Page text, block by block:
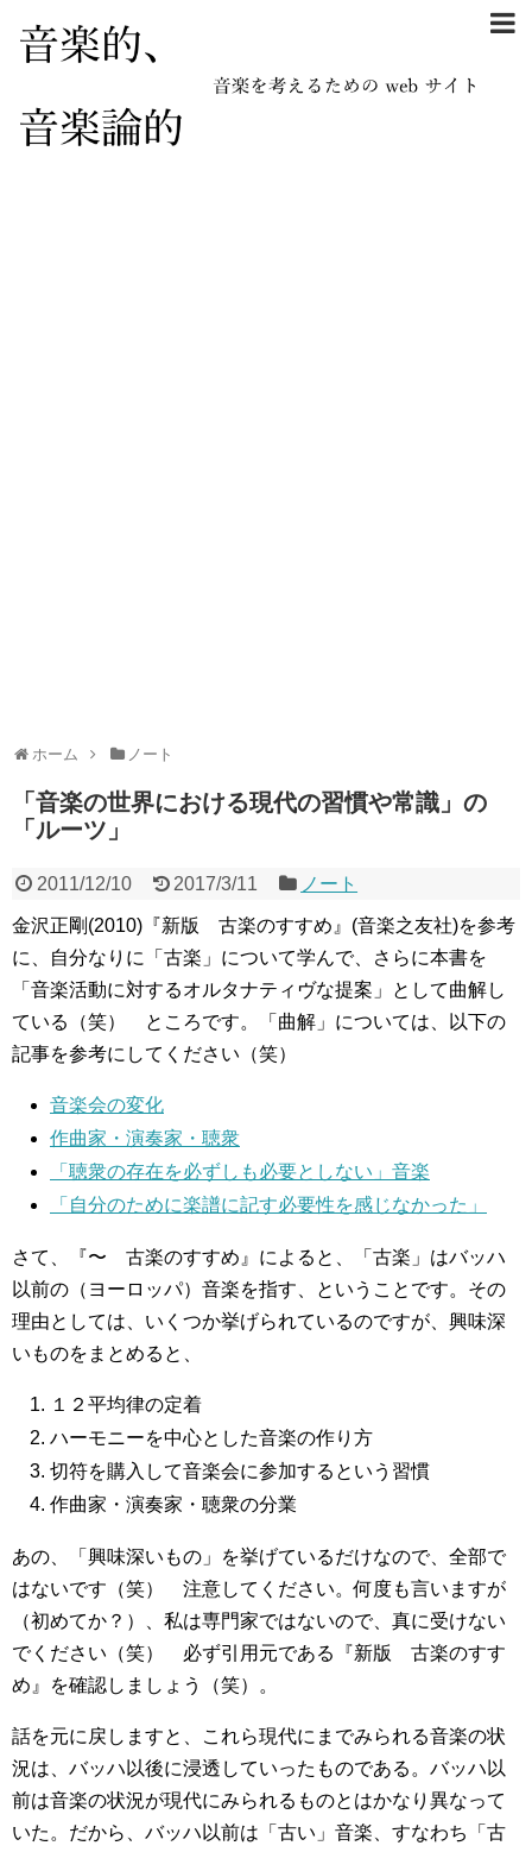
ホーム ノート
「音楽の世界における現代の習慣や常識」の
「ルーツ」
2011/12/10 2017/3/11 ノート
金沢正剛(2010)『新版 古楽のすすめ』(音楽之友社)を参考
に、自分なりに「古楽」について学んで、さらに本書を
「音楽活動に対するオルタナティヴな提案」として曲解し
ている（笑） ところです。「曲解」については、以下の
記事を参考にしてください（笑）
音楽会の変化
作曲家・演奏家・聴衆
「聴衆の存在を必ずしも必要としない」音楽
「自分のために楽譜に記す必要性を感じなかった」
さて、『〜 古楽のすすめ』によると、「古楽」はバッハ
以前の（ヨーロッパ）音楽を指す、ということです。その
理由としては、いくつか挙げられているのですが、興味深
いものをまとめると、
１２平均律の定着
ハーモニーを中心とした音楽の作り方
切符を購入して音楽会に参加するという習慣
作曲家・演奏家・聴衆の分業
あの、「興味深いもの」を挙げているだけなので、全部で
はないです（笑） 注意してください。何度も言いますが
（初めてか？）、私は専門家ではないので、真に受けない
でください（笑） 必ず引用元である『新版 古楽のすす
め』を確認しましょう（笑）。
話を元に戻しますと、これら現代にまでみられる音楽の状
況は、バッハ以後に浸透していったものである。バッハ以
前は音楽の状況が現代にみられるものとはかなり異なって
いた。だから、バッハ以前は「古い」音楽、すなわち「古